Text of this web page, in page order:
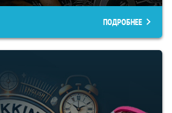
ПОДРОБНЕЕ